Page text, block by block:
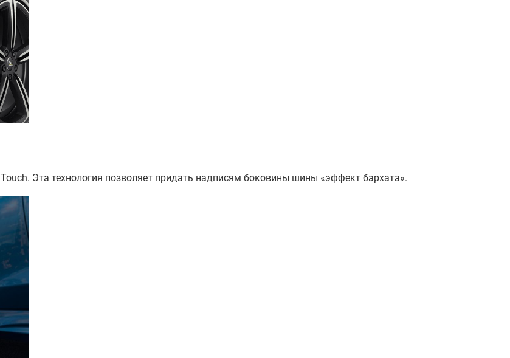
Эта технология позволяет придать надписям боковины шины «эффект бархата».